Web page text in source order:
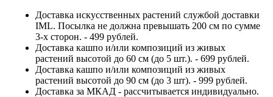
Доставка искусственных растений службой доставки
IML. Посылка не должна превышать 200 см по сумме
3-х сторон. - 499 рублей.
Доставка кашпо и/или композиций из живых
растений высотой до 60 см (до 5 шт.). - 699 рублей.
Доставка кашпо и/или композиций из живых
растений высотой до 90 см (до 3 шт). - 999 рублей.
Доставка за МКАД - рассчитывается индивидуально.